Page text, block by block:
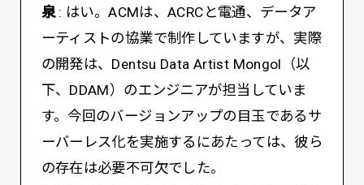
泉: はい。ACMは、ACRCと電通、データア
ーティストの協業で制作していますが、実際
の開発は、Dentsu Data Artist Mongol（以
下、DDAM）のエンジニアが担当していま
す。今回のバージョンアップの目玉であるサ
ーバーレス化を実施するにあたっては、彼ら
の存在は必要不可欠でした。